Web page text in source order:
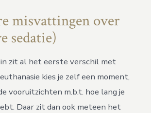
misvattingen over
sedatie)
zit al het eerste verschil met
kies je zelf een moment,
vooruitzichten m.b.t. hoe lang je
Daar zit dan ook meteen het